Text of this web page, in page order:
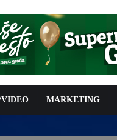
MARKETING